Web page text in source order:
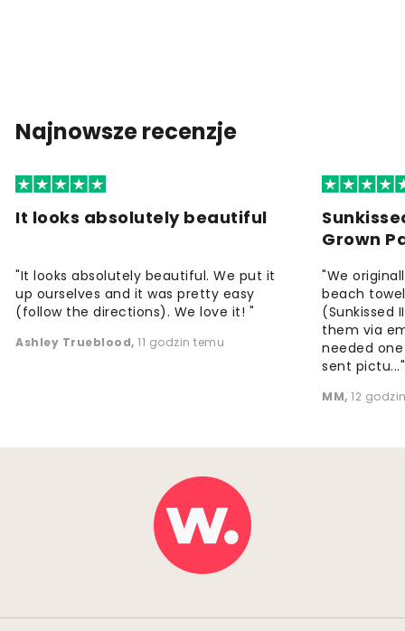
Najnowsze recenzje
It looks absolutely beautiful
"It looks absolutely beautiful. We put it
up ourselves and it was pretty easy
(follow the directions). We love it! "
Ashley Trueblood, 11 godzin temu
Grown
"We
beach
(Sunkissed
them via
needed
sent pictu..."
MM, 12